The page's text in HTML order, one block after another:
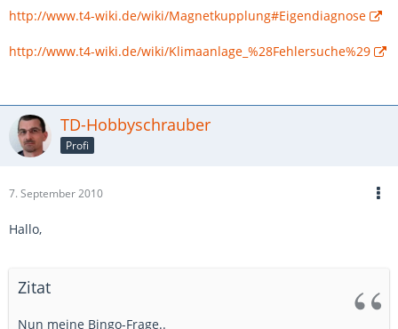
http://www.t4-wiki.de/wiki/Magnetkupplung#Eigendiagnose
http://www.t4-wiki.de/wiki/Klimaanlage_%28Fehlersuche%29
TD-Hobbyschrauber
Profi
7. September 2010
Hallo,
Zitat
Nun meine Bingo-Frage..